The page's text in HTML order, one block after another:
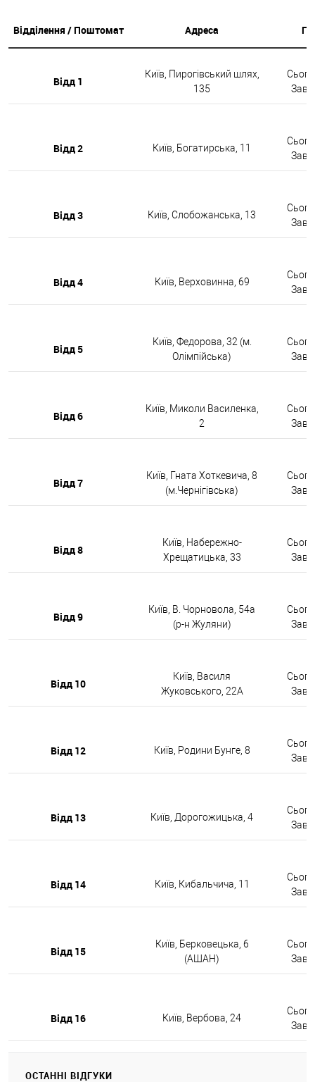
Відділення / Поштомат Адреса
Відд 1
Київ, Пирогівський шлях,
135
Відд 2 Київ, Богатирська, 11
Відд 3 Київ, Слобожанська, 13
Відд 4 Київ, Верховинна, 69
Відд 5
Київ, Федорова, 32 (м.
Олімпійська)
Відд 6
Київ, Миколи Василенка,
2
Відд 7
Київ, Гната Хоткевича, 8
(м.Чернігівська)
Відд 8
Київ, Набережно-
Хрещатицька, 33
Відд 9
Київ, В. Чорновола, 54а
(р-н Жуляни)
Відд 10
Київ, Василя
Жуковського, 22А
Відд 12 Київ, Родини Бунге, 8
Відд 13 Київ, Дорогожицька, 4
Відд 14 Київ, Кибальчича, 11
Відд 15
Київ, Берковецька, 6
(АШАН)
Відд 16 Київ, Вербова, 24
ОСТАННІ ВІДГУКИ